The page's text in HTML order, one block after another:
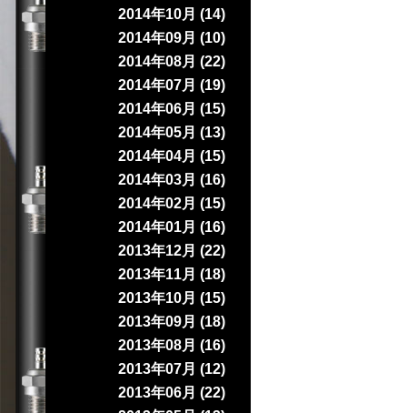
2014年10月 (14)
2014年09月 (10)
2014年08月 (22)
2014年07月 (19)
2014年06月 (15)
2014年05月 (13)
2014年04月 (15)
2014年03月 (16)
2014年02月 (15)
2014年01月 (16)
2013年12月 (22)
2013年11月 (18)
2013年10月 (15)
2013年09月 (18)
2013年08月 (16)
2013年07月 (12)
2013年06月 (22)